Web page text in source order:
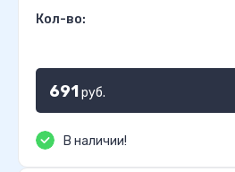
Кол-во:
691руб.
В наличии!